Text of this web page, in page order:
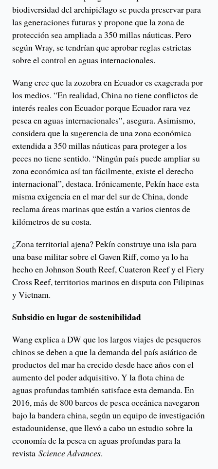
biodiversidad del archipiélago se pueda preservar para
las generaciones futuras y propone que la zona de
protección sea ampliada a 350 millas náuticas. Pero
según Wray, se tendrían que aprobar reglas estrictas
sobre el control en aguas internacionales.
Wang cree que la zozobra en Ecuador es exagerada por
los medios. “En realidad, China no tiene conflictos de
interés reales con Ecuador porque Ecuador rara vez
pesca en aguas internacionales”, asegura. Asimismo,
considera que la sugerencia de una zona económica
extendida a 350 millas náuticas para proteger a los
peces no tiene sentido. “Ningún país puede ampliar su
zona económica así tan fácilmente, existe el derecho
internacional”, destaca. Irónicamente, Pekín hace esta
misma exigencia en el mar del sur de China, donde
reclama áreas marinas que están a varios cientos de
kilómetros de su costa.
¿Zona territorial ajena? Pekín construye una isla para
una base militar sobre el Gaven Riff, como ya lo ha
hecho en Johnson South Reef, Cuateron Reef y el Fiery
Cross Reef, territorios marinos en disputa con Filipinas
y Vietnam.
Subsidio en lugar de sostenibilidad
Wang explica a DW que los largos viajes de pesqueros
chinos se deben a que la demanda del país asiático de
productos del mar ha crecido desde hace años con el
aumento del poder adquisitivo. Y la flota china de
aguas profundas también satisface esta demanda. En
2016, más de 800 barcos de pesca oceánica navegaron
bajo la bandera china, según un equipo de investigación
estadounidense, que llevó a cabo un estudio sobre la
economía de la pesca en aguas profundas para la
revista Science Advances.